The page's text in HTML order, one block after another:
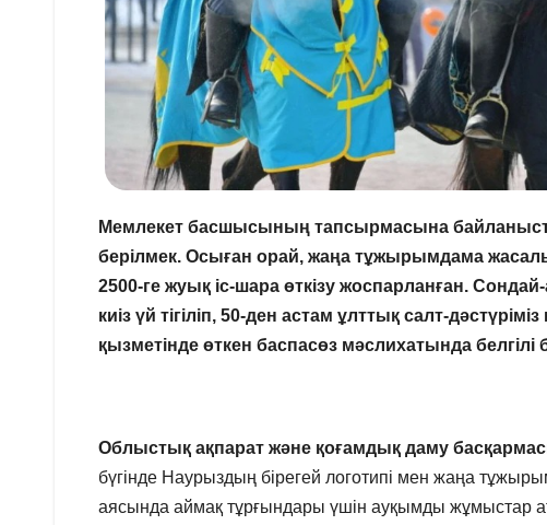
Мемлекет басшысының тапсырмасына
берілмек. Осыған орай, жаңа тұжырымдама
2500-ге жуық іс-шара өткізу жоспарланған.
киіз үй тігіліп, 50-ден астам ұлттық салт-
қызметінде өткен баспасөз мәслихатында белгілі
Облыстық ақпарат және қоғамдық даму
бүгінде Наурыздың бірегей логотипі мен жаңа
аясында аймақ тұрғындары үшін ауқымды жұмыстар